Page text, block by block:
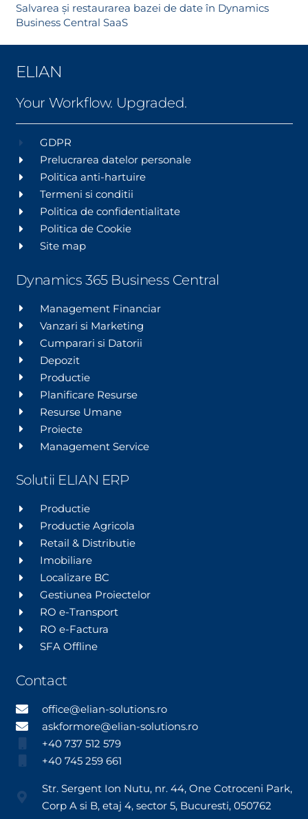
Salvarea și restaurarea bazei de date în Dynamics
Business Central SaaS
ELIAN
Your Workflow. Upgraded.
GDPR
Prelucrarea datelor personale
Politica anti-hartuire
Termeni si conditii
Politica de confidentialitate
Politica de Cookie
Site map
Dynamics 365 Business Central
Management Financiar
Vanzari si Marketing
Cumparari si Datorii
Depozit
Productie
Planificare Resurse
Resurse Umane
Proiecte
Management Service
Solutii ELIAN ERP
Productie
Productie Agricola
Retail & Distributie
Imobiliare
Localizare BC
Gestiunea Proiectelor
RO e-Transport
RO e-Factura
SFA Offline
Contact
office@elian-solutions.ro
askformore@elian-solutions.ro
+40 737 512 579
+40 745 259 661
Str. Sergent Ion Nutu, nr. 44, One Cotroceni Park,
Corp A si B, etaj 4, sector 5, Bucuresti, 050762